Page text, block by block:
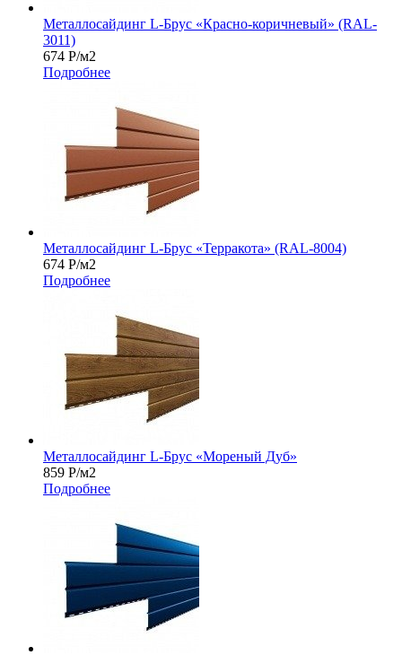
Металлосайдинг L-Брус «Красно-коричневый» (RAL-
3011)
674 Р/м2
Подробнее
Металлосайдинг L-Брус «Терракота» (RAL-8004)
674 Р/м2
Подробнее
Металлосайдинг L-Брус «Мореный Дуб»
859 Р/м2
Подробнее